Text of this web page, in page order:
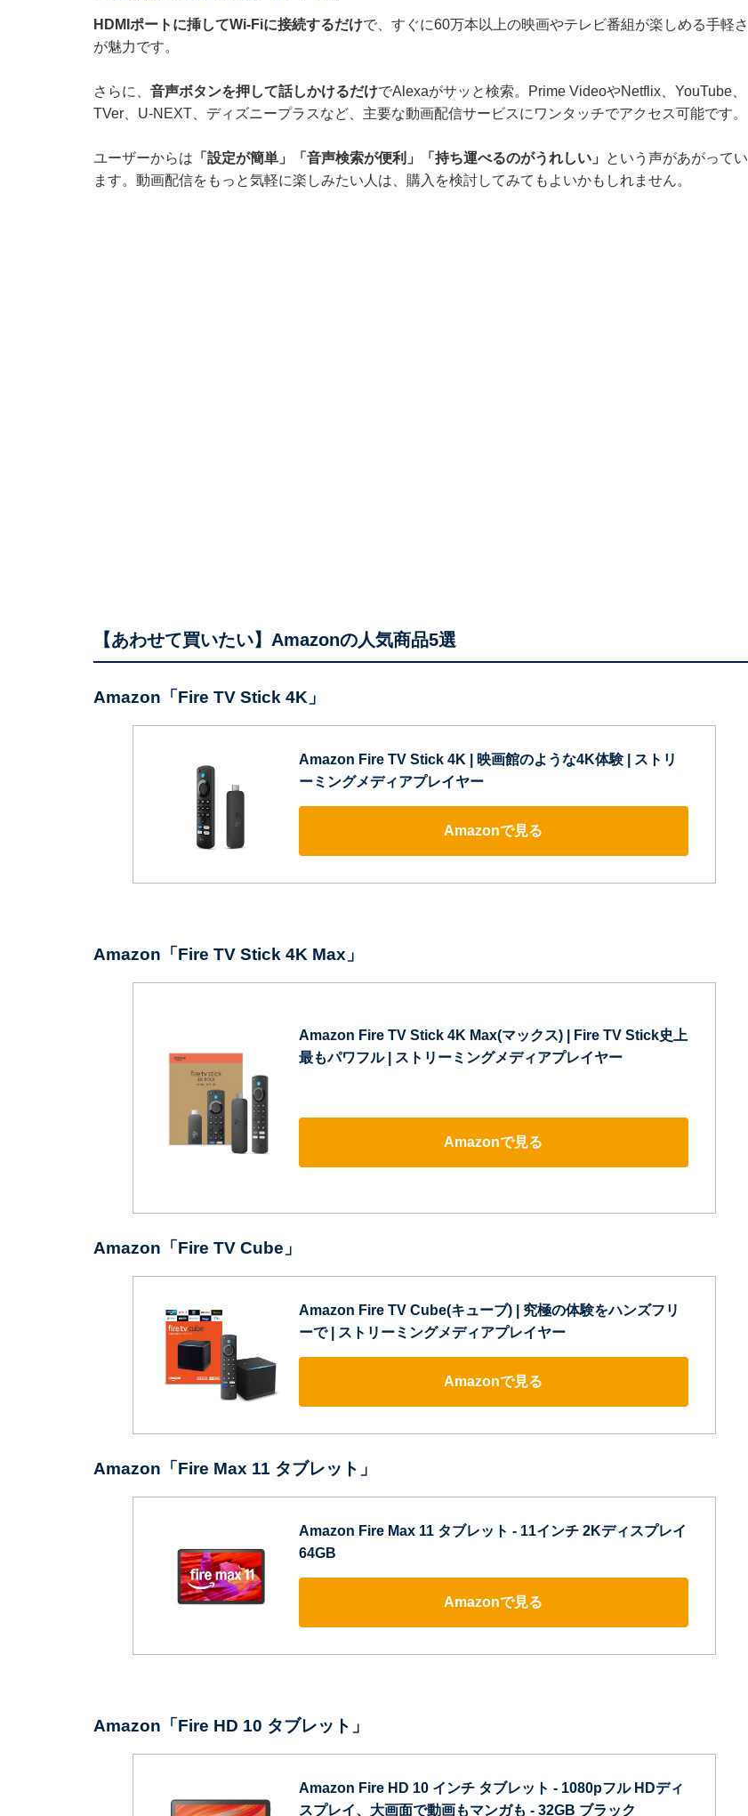
HDMIポートに挿してWi-Fiに接続するだけで、すぐに60万本以上の映画やテレビ番組が楽しめる手軽さ
が魅力です。
さらに、 音声ボタンを押して話しかけるだけでAlexaがサッと検索。Prime VideoやNetflix、YouTube、
TVer、U-NEXT、ディズニープラスなど、主要な動画配信サービスにワンタッチでアクセス可能です。
ユーザーからは 「設定が簡単」「音声検索が便利」「持ち運べるのがうれしい」
という声があがってい
ます。動画配信をもっと気軽に楽しみたい人は、購入を検討してみてもよいかもしれません。
【あわせて買いたい】Amazonの人気商品5選
Amazon「‎Fire TV Stick 4K」
Amazon Fire TV Stick 4K | 映画館のような4K体験 | ストリ
ーミングメディアプレイヤー
Amazonで見る
Amazon「Fire TV Stick 4K Max」
Amazon Fire TV Stick 4K Max(マックス) | Fire TV Stick史上
最もパワフル | ストリーミングメディアプレイヤー
Amazonで見る
Amazon「‎Fire TV Cube」
Amazon Fire TV Cube(キューブ) | 究極の体験をハンズフリ
ーで | ストリーミングメディアプレイヤー
Amazonで見る
Amazon「Fire Max 11 タブレット」
Amazon Fire Max 11 タブレット - 11インチ 2Kディスプレイ
64GB
Amazonで見る
Amazon「Fire HD 10 タブレット」
Amazon Fire HD 10 インチ タブレット - 1080pフル HDディ
スプレイ、大画面で動画もマンガも - 32GB ブラック